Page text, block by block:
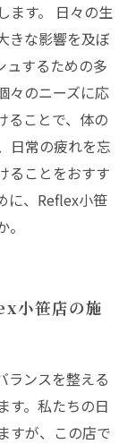
ます。 日々の生
きな影響を及ぼ
ュするための多
々のニーズに応
ることで、体の
日常の疲れを忘
ることをおすす
に、Reflex小笹
小笹店の施
ランスを整える
す。私たちの日
すが、この店で